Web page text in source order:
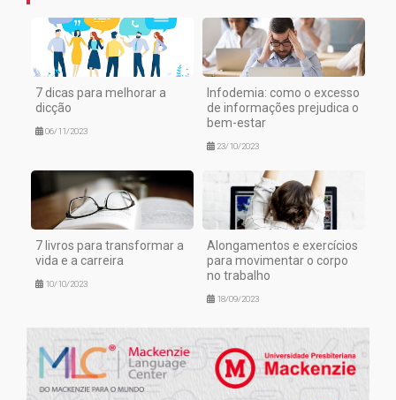
7 dicas para melhorar a
dicção
06/11/2023
Infodemia: como o excesso
de informações prejudica o
bem-estar
23/10/2023
7 livros para transformar a
vida e a carreira
10/10/2023
Alongamentos e exercícios
para movimentar o corpo
no trabalho
18/09/2023